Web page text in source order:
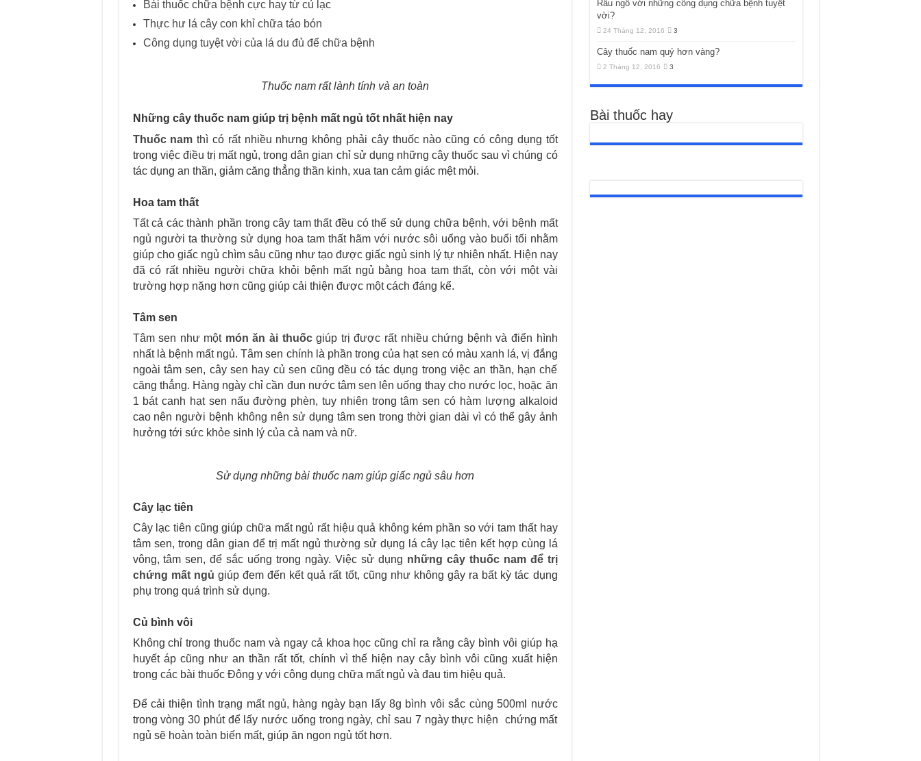
Bài thuốc chữa bệnh cực hay từ củ lạc
Thực hư lá cây con khỉ chữa táo bón
Công dụng tuyệt vời của lá du đủ để chữa bệnh
Thuốc nam rất lành tính và an toàn
Những cây thuốc nam giúp trị bệnh mất ngủ tốt nhất hiện nay
Thuốc nam thì có rất nhiều nhưng không phải cây thuốc nào cũng có công dụng tốt
trong việc điều trị mất ngủ, trong dân gian chỉ sử dụng những cây thuốc sau vì chúng có
tác dụng an thần, giảm căng thẳng thần kinh, xua tan cảm giác mệt mỏi.
Hoa tam thất
Tất cả các thành phần trong cây tam thất đều có thể sử dụng chữa bệnh, với bệnh mất
ngủ người ta thường sử dụng hoa tam thất hãm với nước sôi uống vào buổi tối nhằm
giúp cho giấc ngủ chìm sâu cũng như tạo được giấc ngủ sinh lý tự nhiên nhất. Hiện nay
đã có rất nhiều người chữa khỏi bệnh mất ngủ bằng hoa tam thất, còn với một vài
trường hợp nặng hơn cũng giúp cải thiện được một cách đáng kể.
Tâm sen
Tâm sen như một món ăn ài thuốcgiúp trị được rất nhiều chứng bệnh và điển hình
nhất là bệnh mất ngủ. Tâm sen chính là phần trong của hạt sen có màu xanh lá, vị đắng
ngoài tâm sen, cây sen hay củ sen cũng đều có tác dụng trong việc an thần, hạn chế
căng thẳng. Hàng ngày chỉ cần đun nước tâm sen lên uống thay cho nước lọc, hoặc ăn
1 bát canh hạt sen nấu đường phèn, tuy nhiên trong tâm sen có hàm lượng alkaloid
cao nên người bệnh không nên sử dụng tâm sen trong thời gian dài vì có thể gây ảnh
hưởng tới sức khỏe sinh lý của cả nam và nữ.
Sử dụng những bài thuốc nam giúp giấc ngủ sâu hơn
Cây lạc tiên
Cây lạc tiên cũng giúp chữa mất ngủ rất hiệu quả không kém phần so với tam thất hay
tâm sen, trong dân gian để trị mất ngủ thường sử dụng lá cây lạc tiên kết hợp cùng lá
vông, tâm sen, để sắc uống trong ngày. Việc sử dụng những cây thuốc nam để trị
chứng mất ngủ giúp đem đến kết quả rất tốt, cũng như không gây ra bất kỳ tác dụng
phụ trong quá trình sử dụng.
Củ bình vôi
Không chỉ trong thuốc nam và ngay cả khoa học cũng chỉ ra rằng cây bình vôi giúp hạ
huyết áp cũng như an thần rất tốt, chính vì thế hiện nay cây bình vôi cũng xuất hiện
trong các bài thuốc Đông y với công dụng chữa mất ngủ và đau tim hiệu quả.
Để cải thiện tình trạng mất ngủ, hàng ngày bạn lấy 8g bình vôi sắc cùng 500ml nước
trong vòng 30 phút để lấy nước uống trong ngày, chỉ sau 7 ngày thực hiện chứng mất
ngủ sẽ hoàn toàn biến mất, giúp ăn ngon ngủ tốt hơn.
Râu ngô với những công dụng chữa bệnh tuyệt
vời?
24 Tháng 12, 2016 3
Cây thuốc nam quý hơn vàng?
2 Tháng 12, 2016 3
Bài thuốc hay